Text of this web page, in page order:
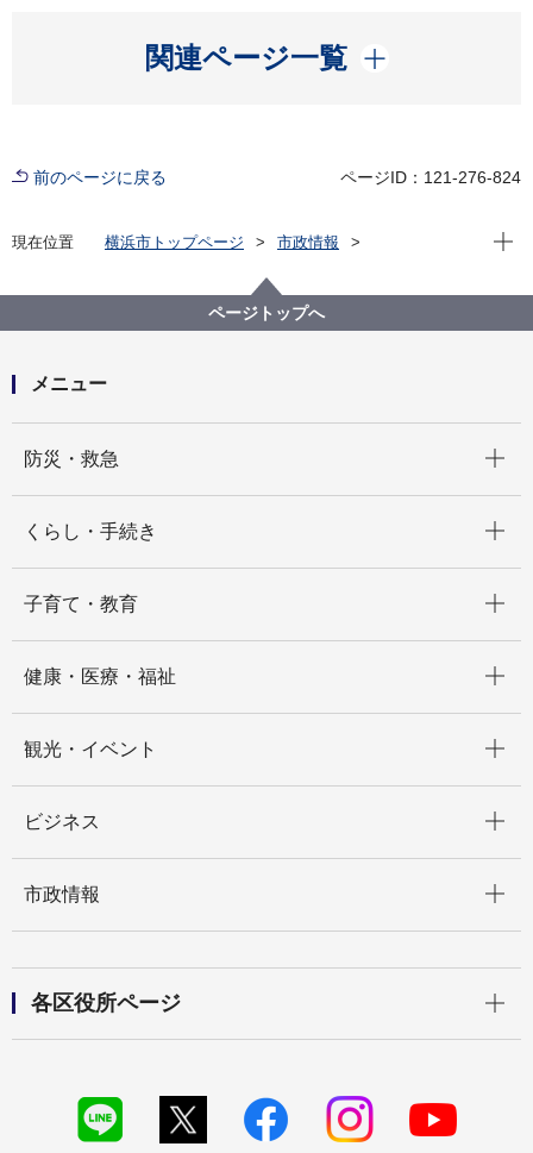
関連ページ一覧
開く
前のページに戻る ページID：121-276-824
現在位置 横浜市トップページ
市政情報
新型コロナウイルス感染症による新たな市内の患者確
認について
現在
ページトップへ
メニュー
防災・救急
くらし・手続き
子育て・教育
健康・医療・福祉
観光・イベント
ビジネス
市政情報
各区役所ページ